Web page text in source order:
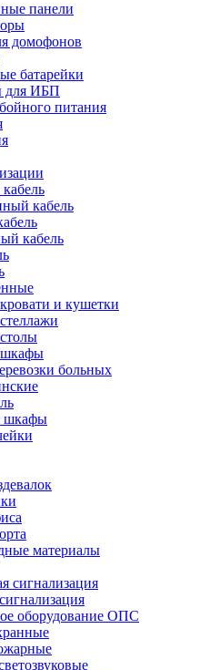
панели
домофонов
батарейки
для ИБП
питания
кабель
кабель
и кушетки
больных
шкафы
материалы
сигнализация
оборудование ОПС